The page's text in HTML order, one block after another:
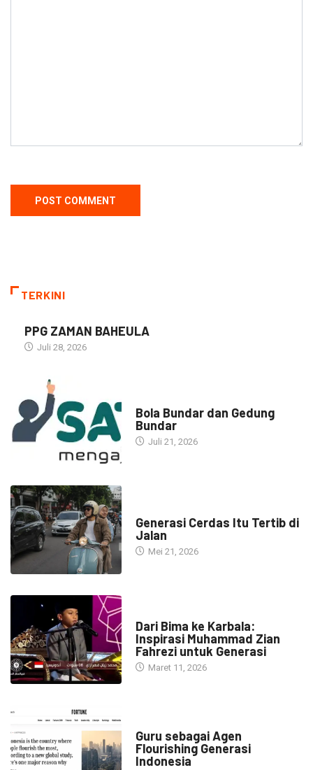
TERKINI
PPG ZAMAN BAHEULA
Juli 28, 2026
Bola Bundar dan Gedung
Bundar
Juli 21, 2026
Generasi Cerdas Itu Tertib di
Jalan
Mei 21, 2026
Dari Bima ke Karbala:
Inspirasi Muhammad Zian
Fahrezi untuk Generasi
Maret 11, 2026
Guru sebagai Agen
Flourishing Generasi
Indonesia